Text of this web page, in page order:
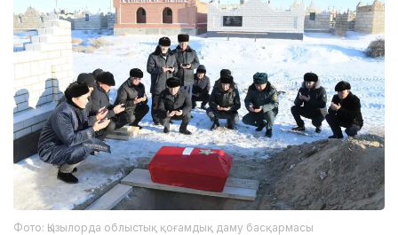
Фото: Қызылорда облыстық қоғамдық даму басқармасы